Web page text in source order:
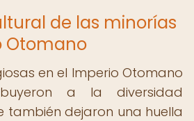
de las minorías
Otomano
en el Imperio Otomano
a la diversidad
también dejaron una huella